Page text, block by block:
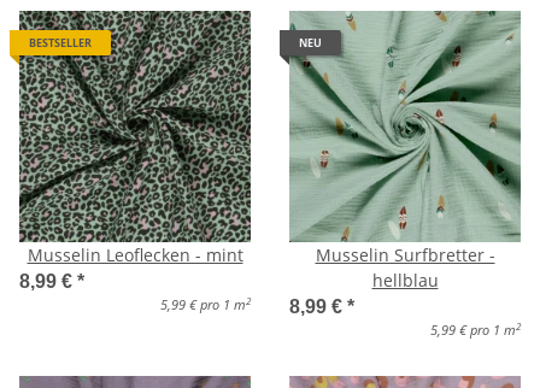
BESTSELLER
Musselin Leoflecken - mint
8,99 € *
5,99 € pro 1 m 2
NEU
Musselin Surfbretter -
hellblau
8,99 € *
5,99 € pro 1 m 2